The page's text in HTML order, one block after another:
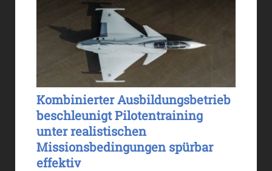
Kombinierter Ausbildungsbetrieb
beschleunigt Pilotentraining
unter realistischen
Missionsbedingungen spürbar
effektiv